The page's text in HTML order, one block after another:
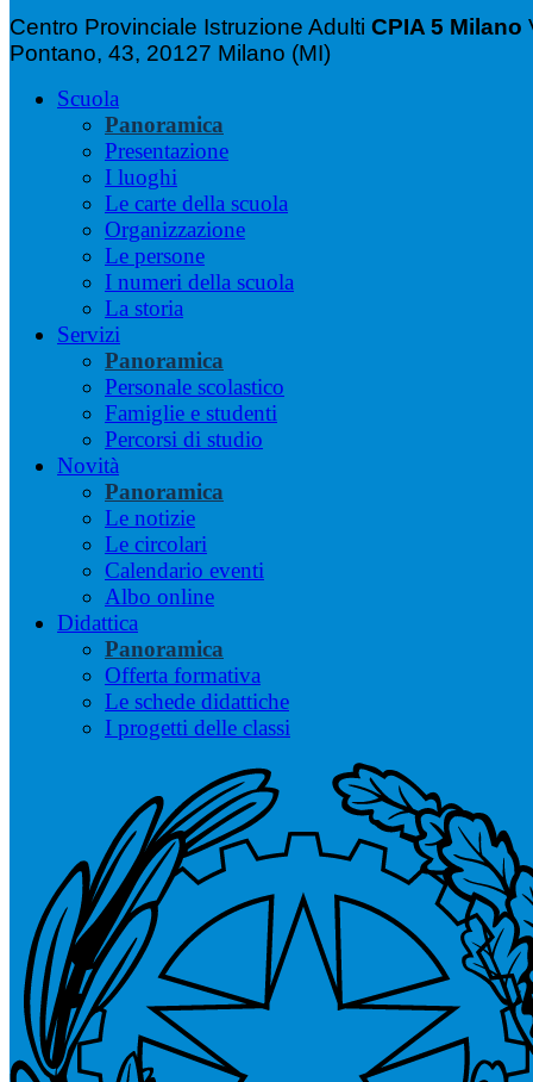
Centro Provinciale Istruzione Adulti CPIA 5 Milano
Pontano, 43, 20127 Milano (MI)
Scuola
Panoramica
Presentazione
I luoghi
Le carte della scuola
Organizzazione
Le persone
I numeri della scuola
La storia
Servizi
Panoramica
Personale scolastico
Famiglie e studenti
Percorsi di studio
Novità
Panoramica
Le notizie
Le circolari
Calendario eventi
Albo online
Didattica
Panoramica
Offerta formativa
Le schede didattiche
I progetti delle classi